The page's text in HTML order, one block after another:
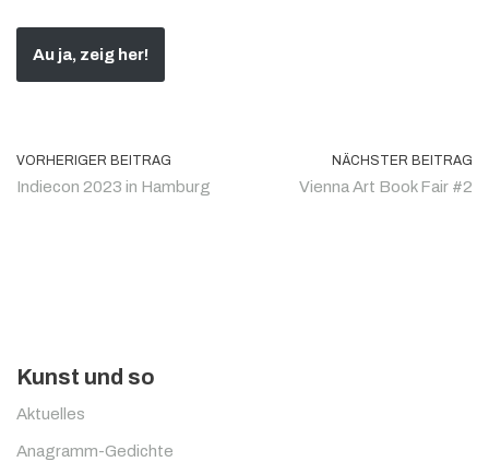
Au ja, zeig her!
VORHERIGER BEITRAG
Indiecon 2023 in Hamburg
NÄCHSTER BEITRAG
Vienna Art Book Fair #2
Kunst und so
Aktuelles
Anagramm-Gedichte